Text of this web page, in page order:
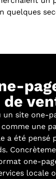
de
un site one-
une
a été
one-
locale